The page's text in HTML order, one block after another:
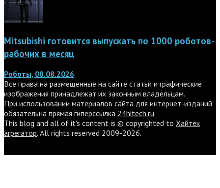
Mitsubishi готовится выпускать по 1000 роботов-
рабочих в месяц
Роботы, 08.08.2026
Все права на размещенные на сайте статьи и графические
изображения принадлежат их законным владельцам.
При использовании материалов сайта для интернет-изданий
обязательна прямая гиперссылка 24hitech.ru.
This blog and all of it's content is © copyrighted to Хайтек
агрегатор. All rights reserved 2009-2026.